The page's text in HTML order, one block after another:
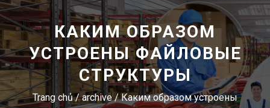
КАКИМ ОБРАЗОМ
УСТРОЕНЫ ФАЙЛОВЫЕ
СТРУКТУРЫ
Trang chủ/archive/Каким образом устроены